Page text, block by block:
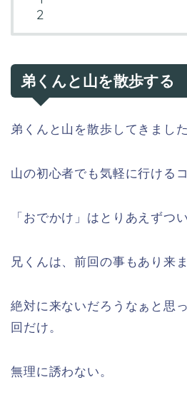
弟くんと山を散歩する
弟くんと山を散歩してきました
山の初心者でも気軽に行ける
「おでかけ」はとりあえずつ
兄くんは、前回の事もあり来
絶対に来ないだろうなぁと思
回だけ。
無理に誘わない。